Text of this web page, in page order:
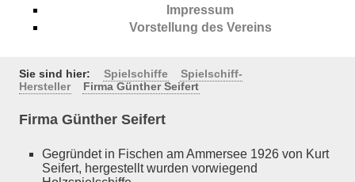
Impressum
Vorstellung des Vereins
Sie sind hier: Spielschiffe
Spielschiff-
Hersteller
Firma Günther Seifert
Firma Günther Seifert
Gegründet in Fischen am Ammersee 1926 von Kurt
Seifert, hergestellt wurden vorwiegend